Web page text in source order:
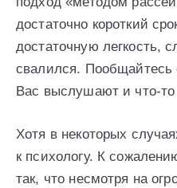
достаточно короткий
достаточную легкость,
свалился. Пообщайтесь
Вас выслушают и что-то
Хотя в некоторых
к психологу. К
так, что несмотря на